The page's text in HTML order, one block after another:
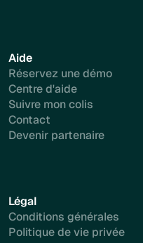
Aide
Réservez une démo
Centre d'aide
Suivre mon colis
Contact
Devenir partenaire
Légal
Conditions générales
Politique de vie privée